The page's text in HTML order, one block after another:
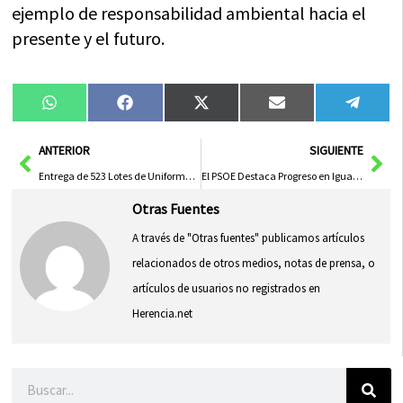
ejemplo de responsabilidad ambiental hacia el
presente y el futuro.
Compartir
en
WhatsAppCompartir
en
FacebookCompartir
en
X
(Twitter)
Compartir
en
Email
en
AntANTERIOR
Entrega de 523 Lotes de Uniformes a Voluntarios de Protección Civil de Castilla-La Mancha
SIGUIENTE
El PSOE Destaca Progreso en Igualdad con Page y Advierte de Retrocesos con PP y Vox en Castilla-La Mancha
Otras Fuentes
A través de "Otras fuentes" publicamos artículos
relacionados de otros medios, notas de prensa, o
artículos de usuarios no registrados en
Herencia.net